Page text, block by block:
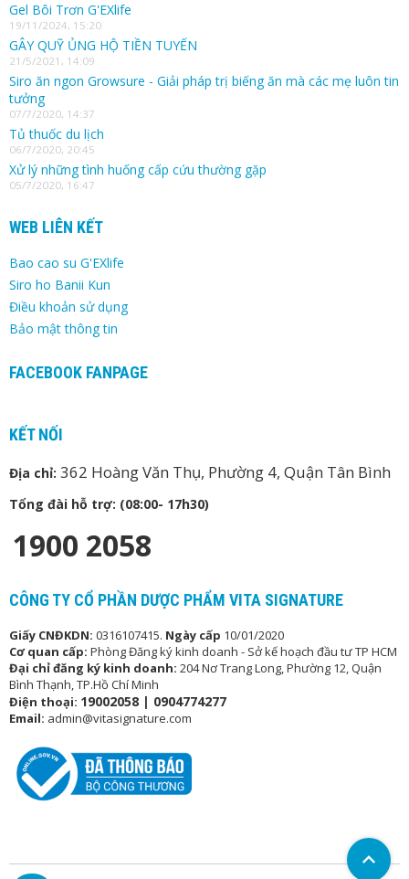
Gel Bôi Trơn G'EXlife
19/11/2024, 15:20
GÂY QUỸ ỦNG HỘ TIỀN TUYẾN
21/5/2021, 14:09
Siro ăn ngon Growsure - Giải pháp trị biếng ăn mà các mẹ luôn tin
tưởng
07/7/2020, 14:37
Tủ thuốc du lịch
06/7/2020, 20:45
Xử lý những tình huống cấp cứu thường gặp
05/7/2020, 16:47
WEB LIÊN KẾT
Bao cao su G'EXlife
Siro ho Banii Kun
Điều khoản sử dụng
Bảo mật thông tin
FACEBOOK FANPAGE
KẾT NỐI
Địa chỉ: 362 Hoàng Văn Thụ, Phường 4, Quận Tân Bình
Tổng đài hỗ trợ: (08:00- 17h30)
1900 2058
CÔNG TY CỔ PHẦN DƯỢC PHẨM VITA SIGNATURE
Giấy CNĐKDN: 0316107415. Ngày cấp 10/01/2020
Cơ quan cấp: Phòng Đăng ký kinh doanh - Sở kế hoạch đầu tư TP HCM
Đại chỉ đăng ký kinh doanh: 204 Nơ Trang Long, Phường 12, Quận
Bình Thạnh, TP.Hồ Chí Minh
Điện thoại: 19002058 | 0904774277
Email: admin@vitasignature.com